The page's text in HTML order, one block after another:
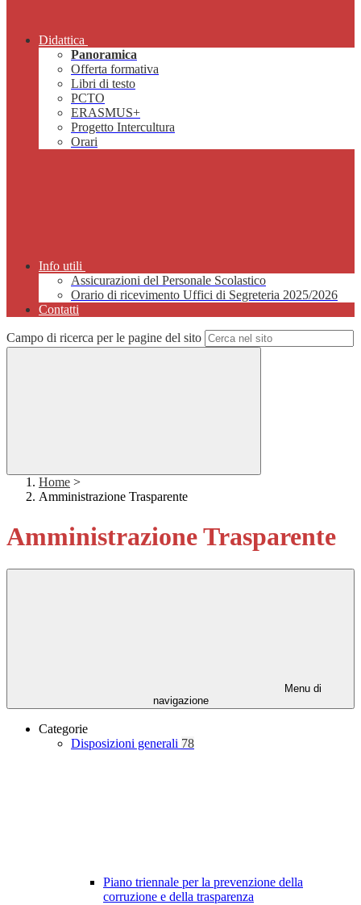
Didattica
Panoramica
Offerta formativa
Libri di testo
PCTO
ERASMUS+
Progetto Intercultura
Orari
Info utili
Assicurazioni del Personale Scolastico
Orario di ricevimento Uffici di Segreteria 2025/2026
Contatti
Campo di ricerca per le pagine del sito
Home >
Amministrazione Trasparente
Amministrazione Trasparente
Menu di
navigazione
Categorie
Disposizioni generali 78
Piano triennale per la prevenzione della
corruzione e della trasparenza